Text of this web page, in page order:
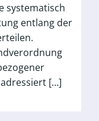
systematisch
entlang der
[…]